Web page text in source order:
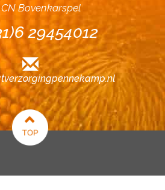
CN Bovenkarspel
29454012